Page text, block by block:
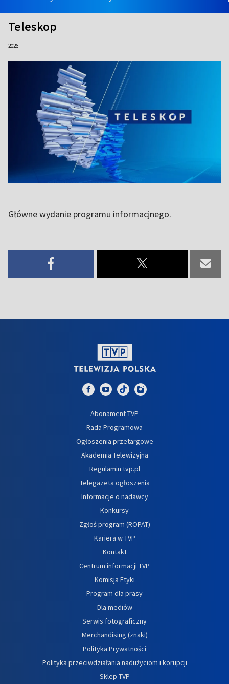
Teleskop
2026
Główne wydanie programu informacjnego.
Abonament TVP
Rada Programowa
Ogłoszenia przetargowe
Akademia Telewizyjna
Regulamin tvp.pl
Telegazeta ogłoszenia
Informacje o nadawcy
Konkursy
Zgłoś program (ROPAT)
Kariera w TVP
Kontakt
Centrum informacji TVP
Komisja Etyki
Program dla prasy
Dla mediów
Serwis fotograficzny
Merchandising (znaki)
Polityka Prywatności
Polityka przeciwdziałania nadużyciom i korupcji
Sklep TVP